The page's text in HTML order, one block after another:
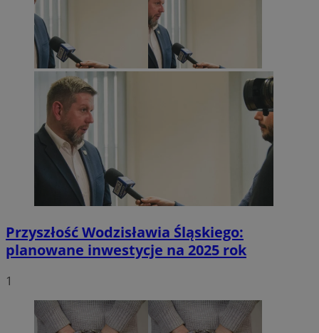
Przyszłość Wodzisławia Śląskiego:
planowane inwestycje na 2025 rok
1